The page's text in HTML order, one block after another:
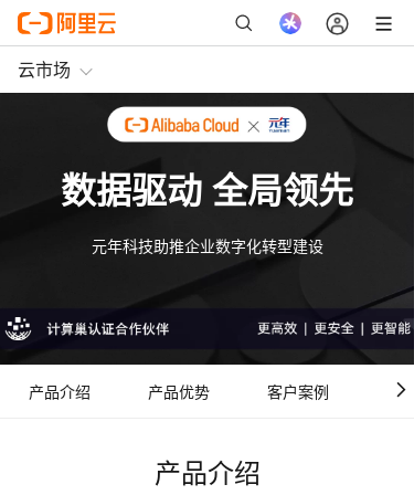
云市场
数据驱动 全局领先
元年科技助推企业数字化转型建设
产品介绍 产品优势 客户案例 计
产品介绍